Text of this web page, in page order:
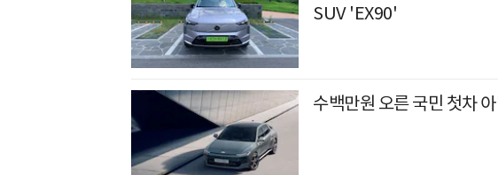
SUV 'EX90'
수백만원 오른 국민 첫차